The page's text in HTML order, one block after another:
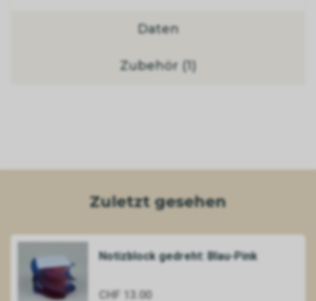
Daten
Zubehör (1)
Zuletzt gesehen
Notizblock gedreht: Blau-Pink
CHF 13.00